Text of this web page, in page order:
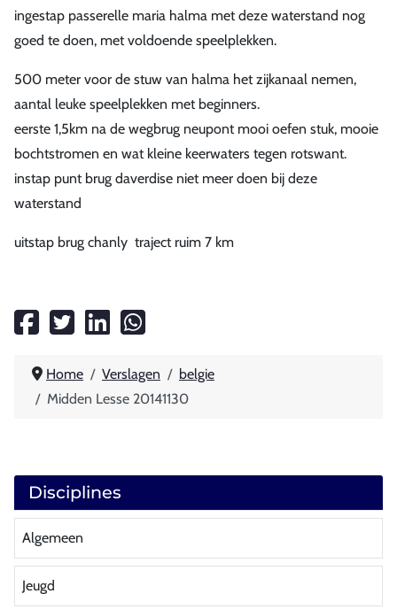
ingestap passerelle maria halma met deze waterstand nog
goed te doen, met voldoende speelplekken.
500 meter voor de stuw van halma het zijkanaal nemen,
aantal leuke speelplekken met beginners.
eerste 1,5km na de wegbrug neupont mooi oefen stuk, mooie
bochtstromen en wat kleine keerwaters tegen rotswant.
instap punt brug daverdise niet meer doen bij deze
waterstand
uitstap brug chanly traject ruim 7 km
Home Verslagen
belgie
Midden Lesse 20141130
Disciplines
Algemeen
Jeugd